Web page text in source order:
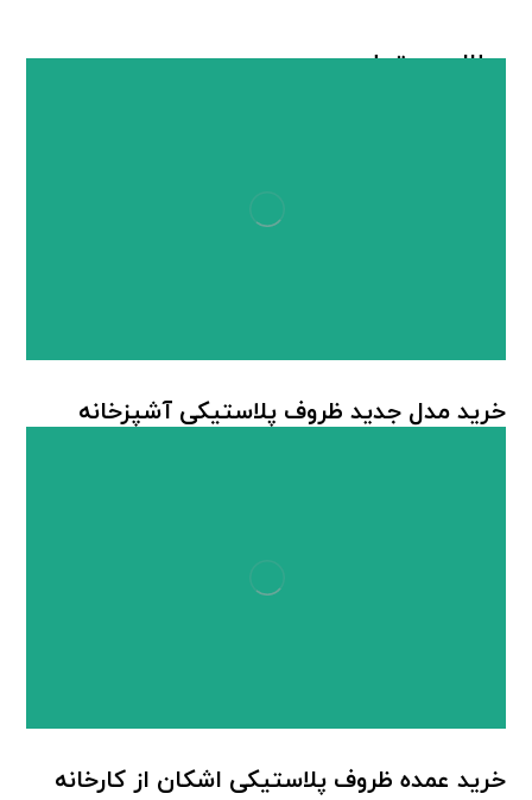
مطالب مرتبط ...
خرید مدل جدید ظروف پلاستیکی آشپزخانه
خرید عمده ظروف پلاستیکی اشکان از کارخانه